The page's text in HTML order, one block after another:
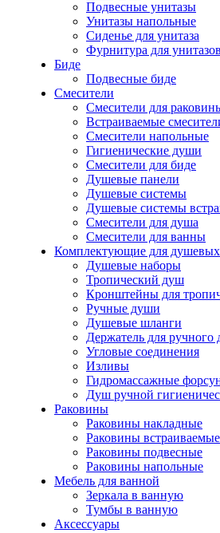
Подвесные унитазы
Унитазы напольные
Сиденье для унитаза
Фурнитура для унитазов
Биде
Подвесные биде
Cмесители
Смесители для
Встраиваемые
Смесители напольные
Гигиенические души
Смесители для биде
Душевые панели
Душевые системы
Душевые системы
Смесители для душа
Смесители для ванны
Комплектующие для душевых
Душевые наборы
Тропический душ
Кронштейны для
Ручные души
Душевые шланги
Держатель для ручного
Угловые соединения
Изливы
Гидромассажные
Душ ручной
Раковины
Раковины накладные
Раковины встраиваемые
Раковины подвесные
Раковины напольные
Мебель для ванной
Зеркала в ванную
Тумбы в ванную
Аксессуары